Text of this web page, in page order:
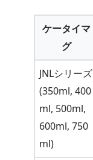
ケータイマ
グ
JNLシリーズ
(350ml, 400
ml, 500ml,
600ml, 750
ml)